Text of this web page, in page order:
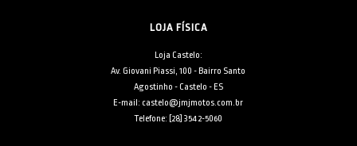
LOJA FÍSICA
Loja Castelo:
Av. Giovani Piassi, 100 - Bairro Santo
Agostinho - Castelo - ES
E-mail: castelo@jmjmotos.com.br
Telefone: [28] 3542-5060